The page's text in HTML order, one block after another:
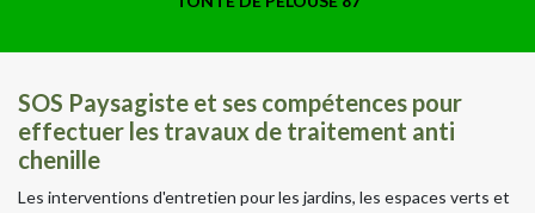
SOS Paysagiste et ses compétences pour
effectuer les travaux de traitement anti
chenille
Les interventions d'entretien pour les jardins, les espaces verts et